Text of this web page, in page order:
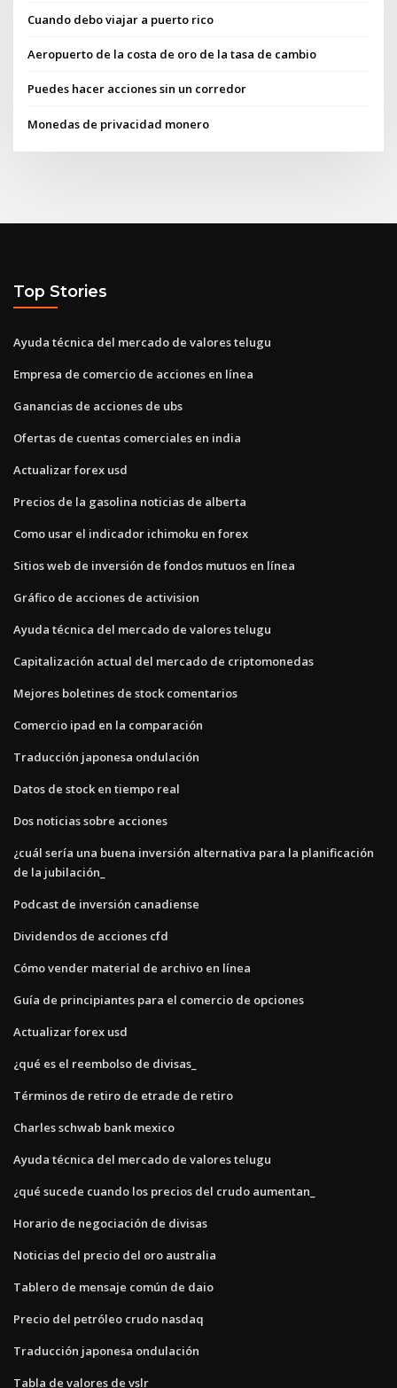
Cuando debo viajar a puerto rico
Aeropuerto de la costa de oro de la tasa de cambio
Puedes hacer acciones sin un corredor
Monedas de privacidad monero
Top Stories
Ayuda técnica del mercado de valores telugu
Empresa de comercio de acciones en línea
Ganancias de acciones de ubs
Ofertas de cuentas comerciales en india
Actualizar forex usd
Precios de la gasolina noticias de alberta
Como usar el indicador ichimoku en forex
Sitios web de inversión de fondos mutuos en línea
Gráfico de acciones de activision
Ayuda técnica del mercado de valores telugu
Capitalización actual del mercado de criptomonedas
Mejores boletines de stock comentarios
Comercio ipad en la comparación
Traducción japonesa ondulación
Datos de stock en tiempo real
Dos noticias sobre acciones
¿cuál sería una buena inversión alternativa para la planificación
de la jubilación_
Podcast de inversión canadiense
Dividendos de acciones cfd
Cómo vender material de archivo en línea
Guía de principiantes para el comercio de opciones
Actualizar forex usd
¿qué es el reembolso de divisas_
Términos de retiro de etrade de retiro
Charles schwab bank mexico
Ayuda técnica del mercado de valores telugu
¿qué sucede cuando los precios del crudo aumentan_
Horario de negociación de divisas
Noticias del precio del oro australia
Tablero de mensaje común de daio
Precio del petróleo crudo nasdaq
Traducción japonesa ondulación
Tabla de valores de vslr